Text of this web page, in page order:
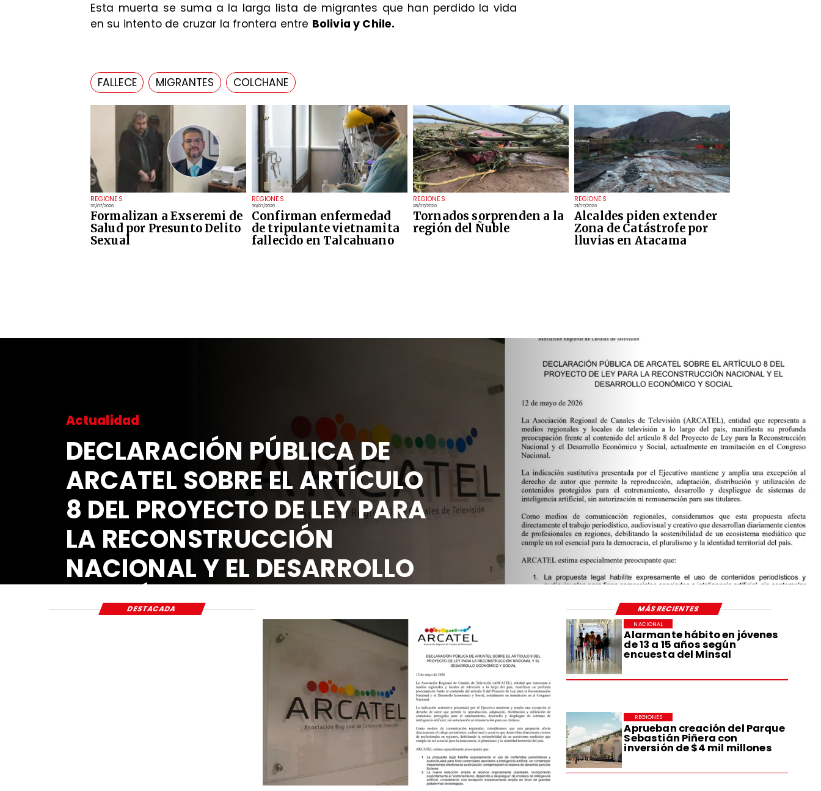
REGIONES
30/07/2026
Formalizan a Exseremi de
Salud por Presunto Delito
Sexual
REGIONES
30/07/2026
Confirman enfermedad
de tripulante vietnamita
fallecido en Talcahuano
REGIONES
28/07/2026
Tornados sorprenden a la
región del Ñuble
REGIONES
21/07/2026
Alcaldes piden extender
Zona de Catástrofe por
lluvias en Atacama
Esta muerta se suma a la larga lista de migrantes que han perdido la vida
en su intento de cruzar la frontera entre Bolivia y Chile.
FALLECE MIGRANTES COLCHANE
Actualidad
DECLARACIÓN PÚBLICA DE
ARCATEL SOBRE EL ARTÍCULO
8 DEL PROYECTO DE LEY PARA
LA RECONSTRUCCIÓN
NACIONAL Y EL DESARROLLO
ECONÓMICO Y SOCIAL
Alarmante hábito en jóvenes
de 13 a 15 años según
encuesta del Minsal
NACIONAL
Aprueban creación del Parque
Sebastián Piñera con
inversión de $4 mil millones
REGIONES
DESTACADA MÁS RECIENTES